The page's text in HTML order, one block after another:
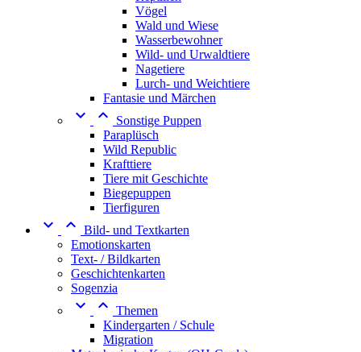
Vögel
Wald und Wiese
Wasserbewohner
Wild- und Urwaldtiere
Nagetiere
Lurch- und Weichtiere
Fantasie und Märchen
 
Sonstige Puppen
Paraplüsch
Wild Republic
Krafttiere
Tiere mit Geschichte
Biegepuppen
Tierfiguren
  Bild- und Textkarten
Emotionskarten
Text- / Bildkarten
Geschichtenkarten
Sogenzia
  Themen
Kindergarten / Schule
Migration